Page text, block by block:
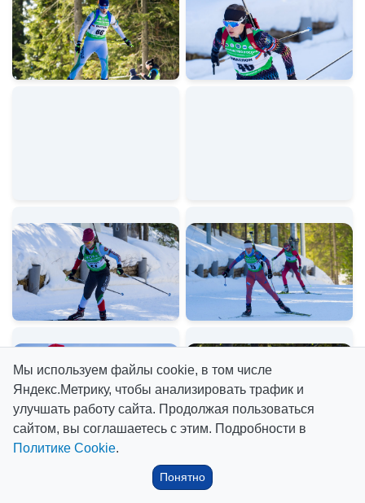
Мы используем файлы cookie, в том числе
Яндекс.Метрику, чтобы анализировать трафик и
улучшать работу сайта. Продолжая пользоваться
сайтом, вы соглашаетесь с этим. Подробности в
Политике Cookie.
Понятно